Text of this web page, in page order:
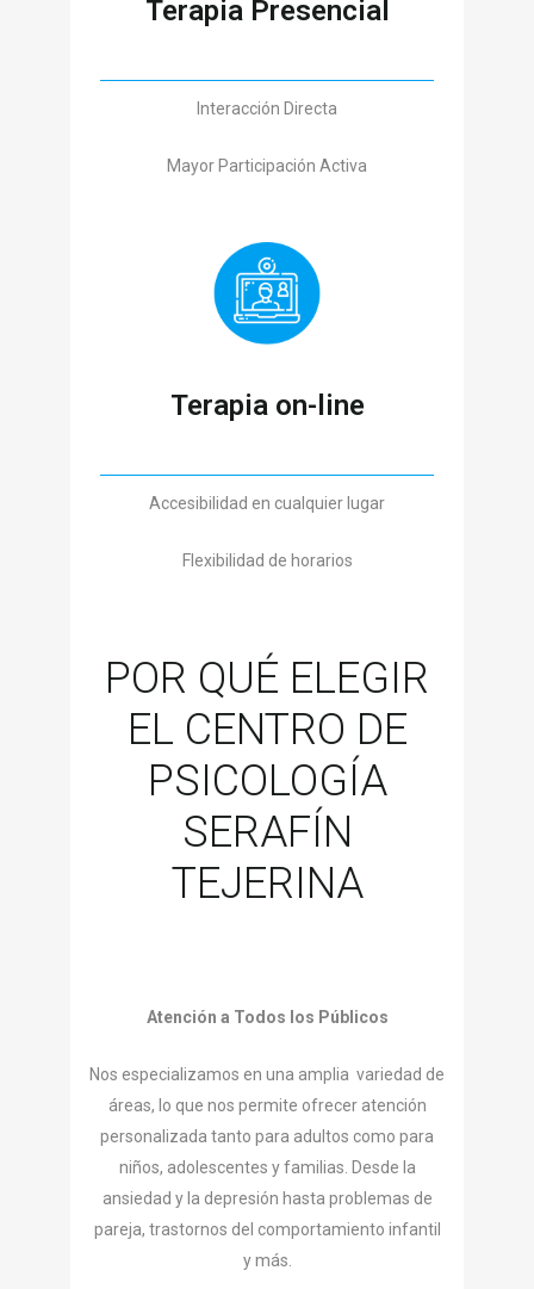
Terapia Presencial
Interacción Directa
Mayor Participación Activa
Terapia on-line
Accesibilidad en cualquier lugar
Flexibilidad de horarios
POR QUÉ ELEGIR
EL CENTRO DE
PSICOLOGÍA
SERAFÍN
TEJERINA
Atención a Todos los Públicos
Nos especializamos en una amplia variedad de
áreas, lo que nos permite ofrecer atención
personalizada tanto para adultos como para
niños, adolescentes y familias. Desde la
ansiedad y la depresión hasta problemas de
pareja, trastornos del comportamiento infantil
y más.